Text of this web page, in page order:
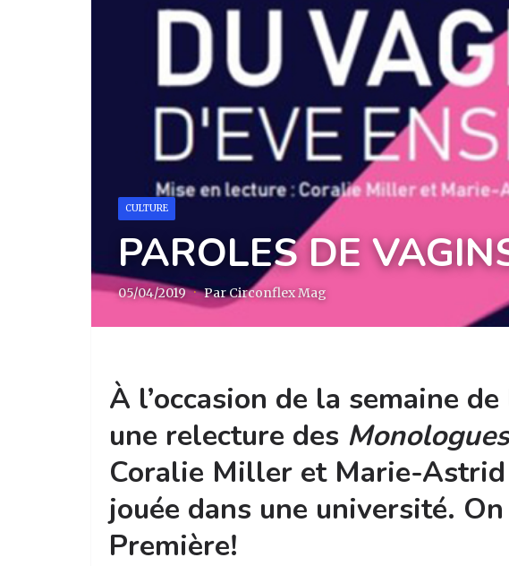
CULTURE
PAROLES DE
05/04/2019 · Par Circonflex Mag
À l’occasion de la semaine
une relecture des
Coralie Miller et Marie-Astrid
jouée dans une université.
Première!